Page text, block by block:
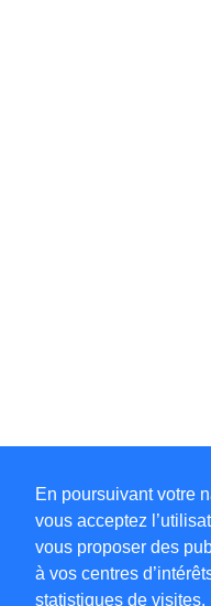
En poursuivant votre
vous acceptez
vous proposer des
à vos centres
statistiques de visites.